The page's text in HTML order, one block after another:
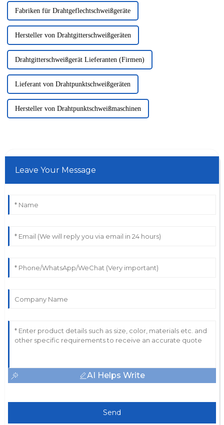
Fabriken für Drahtgeflechtschweißgeräte
Hersteller von Drahtgitterschweißgeräten
Drahtgitterschweißgerät Lieferanten (Firmen)
Lieferant von Drahtpunktschweißgeräten
Hersteller von Drahtpunktschweißmaschinen
Leave Your Message
AI Helps Write
Send